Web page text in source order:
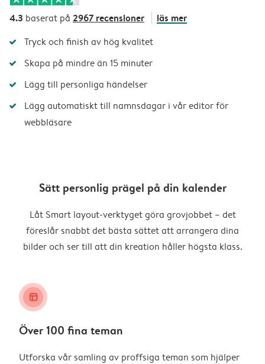
4.3 baserat på 2967 recensioner läs mer
Tryck och finish av hög kvalitet
Skapa på mindre än 15 minuter
Lägg till personliga händelser
Lägg automatiskt till namnsdagar i vår editor för
webbläsare
Sätt personlig prägel på din kalender
Låt Smart layout-verktyget göra grovjobbet – det
föreslår snabbt det bästa sättet att arrangera dina
bilder och ser till att din kreation håller högsta klass.
layout_alt
Över 100 fina teman
Utforska vår samling av proffsiga teman som hjälper